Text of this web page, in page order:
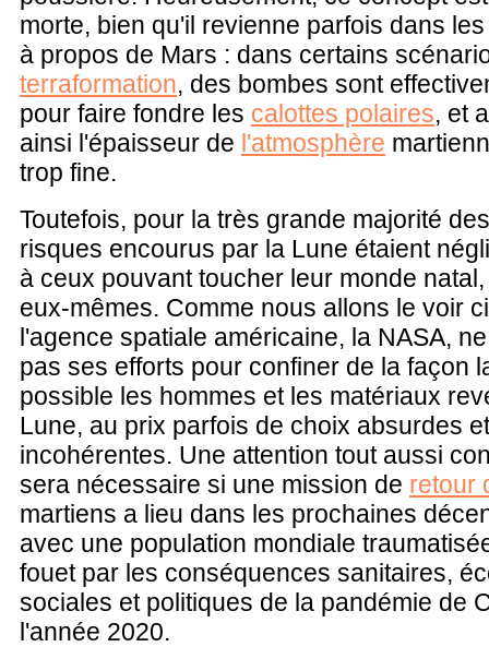
morte, bien qu'il revienne parfois dans
à propos de Mars : dans certains
terraformation, des bombes sont
pour faire fondre les calottes polaires, et
ainsi l'épaisseur de l'atmosphère
trop fine.
Toutefois, pour la très grande majorité
risques encourus par la Lune étaient
à ceux pouvant toucher leur monde
eux-mêmes. Comme nous allons le voir
l'agence spatiale américaine, la NASA,
pas ses efforts pour confiner de la façon
possible les hommes et les matériaux
Lune, au prix parfois de choix absurdes
incohérentes. Une attention tout aussi
sera nécessaire si une mission de retour
martiens a lieu dans les prochaines
avec une population mondiale
fouet par les conséquences sanitaires,
sociales et politiques de la pandémie de
l'année 2020.